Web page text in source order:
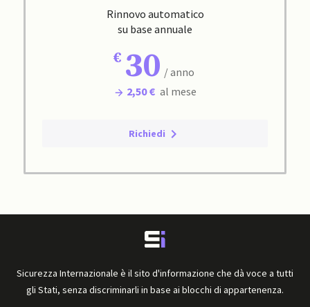
Rinnovo automatico
su base annuale
30 / anno
2,50 € al mese
Richiedi
Sicurezza Internazionale è il sito d'informazione che dà voce a tutti
gli Stati, senza discriminarli in base ai blocchi di appartenenza.